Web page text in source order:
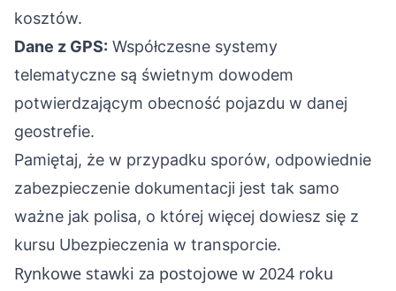
kosztów.
Dane z GPS: Współczesne systemy
telematyczne są świetnym dowodem
potwierdzającym obecność pojazdu w danej
geostrefie.
Pamiętaj, że w przypadku sporów, odpowiednie
zabezpieczenie dokumentacji jest tak samo
ważne jak polisa, o której więcej dowiesz się z
kursu Ubezpieczenia w transporcie.
Rynkowe stawki za postojowe w 2024 roku